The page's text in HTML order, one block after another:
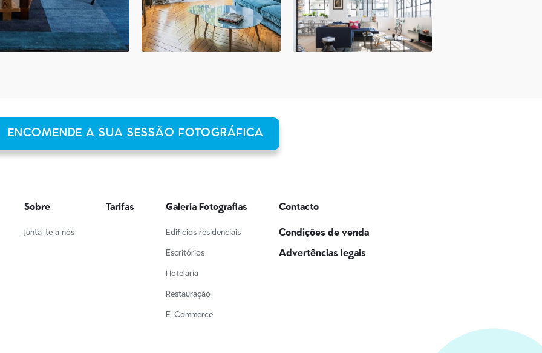
ENCOMENDE A SUA SESSÃO FOTOGRÁFICA
Sobre
Junta-te a nós
Tarifas Galeria Fotografias
Edifícios residenciais
Escritórios
Hotelaria
Restauração
E-Commerce
Contacto
Condições de venda
Advertências legais